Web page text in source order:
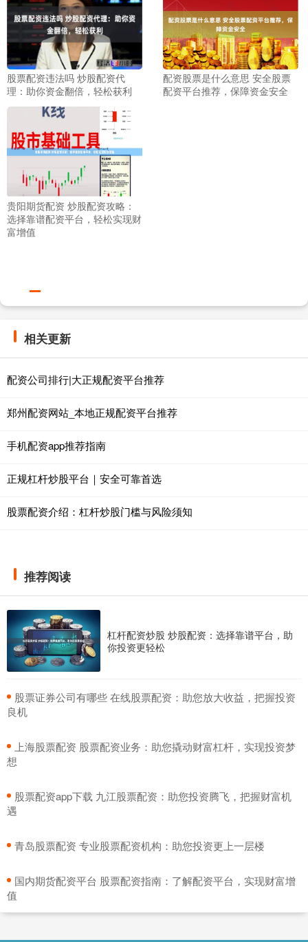
股票配资违法吗 炒股配资代
理：助你资金翻倍，轻松获利
配资股票是什么意思 安全股票
配资平台推荐，保障资金安全
贵阳期货配资 炒股配资攻略：
选择靠谱配资平台，轻松实现财
富增值
相关更新
配资公司排行|大正规配资平台推荐
郑州配资网站_本地正规配资平台推荐
手机配资app推荐指南
正规杠杆炒股平台｜安全可靠首选
股票配资介绍：杠杆炒股门槛与风险须知
推荐阅读
杠杆配资炒股 炒股配资：选择靠谱平台，助
你投资更轻松
​股票证券公司有哪些 在线股票配资：助您放大收益，把握投资
良机
​上海股票配资 股票配资业务：助您撬动财富杠杆，实现投资梦
想
​股票配资app下载 九江股票配资：助您投资腾飞，把握财富机
遇
​青岛股票配资 专业股票配资机构：助您投资更上一层楼
​国内期货配资平台 股票配资指南：了解配资平台，实现财富增
值